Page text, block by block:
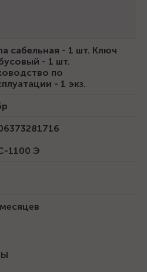
сабельная - 1 шт. Ключ
- 1 шт.
по
- 1 экз.
1100 Э